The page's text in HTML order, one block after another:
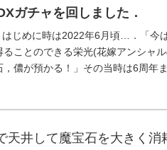
ガチャを回しました．
じめに時は2022年6月頃…．「今
ることのできる栄光(花嫁アンシャ
，儂が預かる！」その当時は6周年
天井して魔宝石を大きく